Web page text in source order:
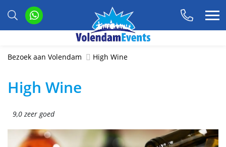
Bezoek aan Volendam High Wine
High Wine
9,0 zeer goed